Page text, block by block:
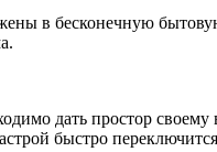
в бесконечную
дать простор
быстро